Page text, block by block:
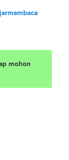
mohon